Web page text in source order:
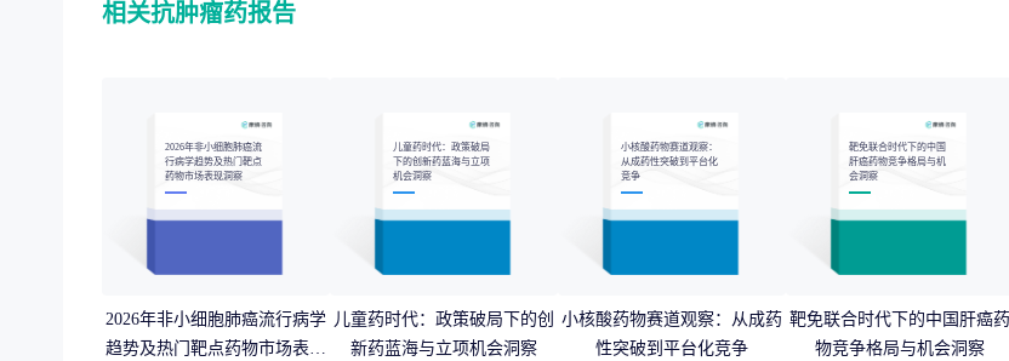
相关抗肿瘤药报告
2026年非小细胞肺癌流
行病学趋势及热门靶点
药物市场表现洞察
2026年非小细胞肺癌流行病学
趋势及热门靶点药物市场表现
儿童药时代：政策破局
下的创新药蓝海与立项
机会洞察
儿童药时代：政策破局下的创
新药蓝海与立项机会洞察
小核酸药物赛道观察：
从成药性突破到平台化
竞争
小核酸药物赛道观察：从成药
性突破到平台化竞争
靶免联合时代下的中国
肝癌药物竞争格局与机
会洞察
靶免联合时代下的中国肝癌药
物竞争格局与机会洞察